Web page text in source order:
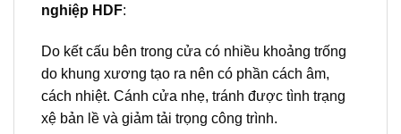
nghiệp HDF:
Do kết cấu bên trong cửa có nhiều khoảng trống
do khung xương tạo ra nên có phần cách âm,
cách nhiệt. Cánh cửa nhẹ, tránh được tình trạng
xệ bản lề và giảm tải trọng công trình.